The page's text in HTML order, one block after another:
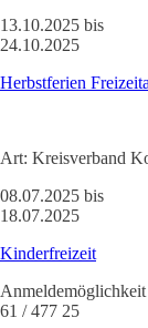
13.10.2025 bis
24.10.2025
Herbstferien
Art: Kreisverband
08.07.2025 bis
18.07.2025
Kinderfreizeit
61 / 477 25